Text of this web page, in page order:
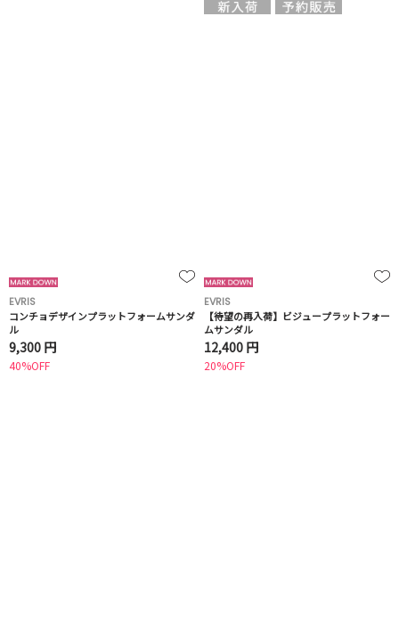
EVRIS
コンチョデザインプラットフォームサンダ
ル
9,300 円
40%OFF
EVRIS
【待望の再入荷】ビジュープラットフォー
ムサンダル
12,400 円
20%OFF